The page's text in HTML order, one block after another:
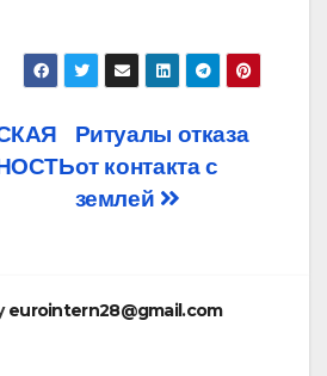
Ритуалы отказа
от контакта с
землей
eurointern28@gmail.com